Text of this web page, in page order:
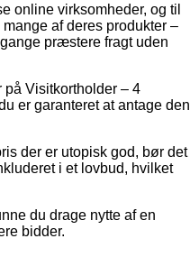
online virksomheder, og til
af deres produkter –
præstere fragt uden
på Visitkortholder – 4
er garanteret at antage den
der er utopisk god, bør det
i et lovbud, hvilket
du drage nytte af en
bidder.